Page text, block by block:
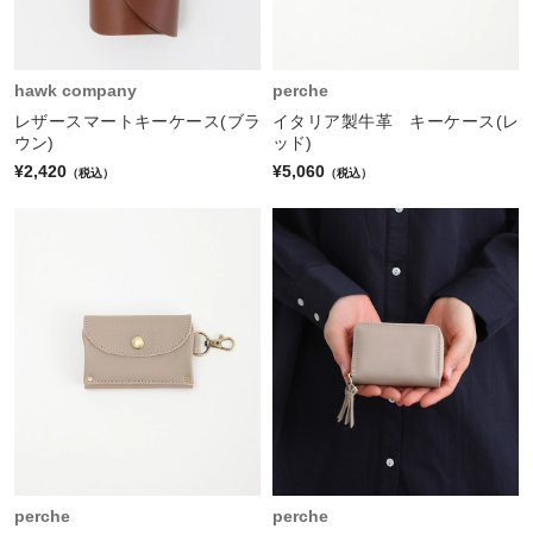
hawk company
レザースマートキーケース(ブラ
ウン)
¥2,420 （税込）
perche
イタリア製牛革 キーケース(レ
ッド)
¥5,060 （税込）
perche
perche